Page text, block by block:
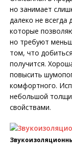
но занимает
далеко не
которые
но требуют
том, что
получится.
повысить
комфортного.
небольшой
свойствами.